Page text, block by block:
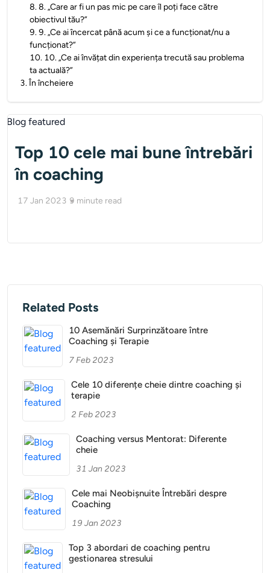
8.8. „Care ar fi un pas mic pe care îl poți face către
obiectivul tău?”
9.9. „Ce ai încercat până acum și ce a funcționat/nu a
funcționat?”
10. 10. „Ce ai învățat din experiența trecută sau problema
ta actuală?”
3.În încheiere
Top 10 cele mai bune întrebări
în coaching
17 Jan 2023 9 minute read
Related Posts
10 Asemănări Surprinzătoare între
Coaching și Terapie
7 Feb 2023
Cele 10 diferențe cheie dintre coaching și
terapie
2 Feb 2023
Coaching versus Mentorat: Diferente
cheie
31 Jan 2023
Cele mai Neobișnuite Întrebări despre
Coaching
19 Jan 2023
Top 3 abordari de coaching pentru
gestionarea stresului